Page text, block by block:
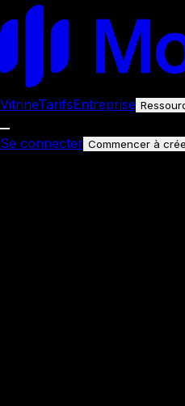
VitrineTarifsEntreprise
Se connecter Commencer à